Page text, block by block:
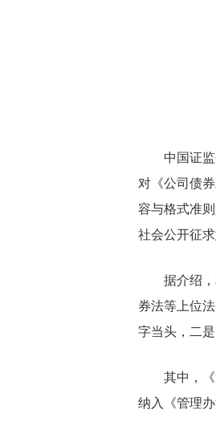
中国证
对《公司债
容与格式准
社会公开征求
据介绍
券法等上位
字当头，二
其中，
纳入《管理